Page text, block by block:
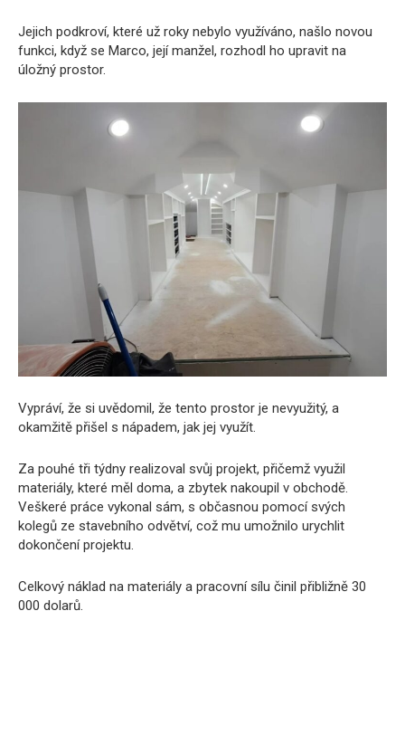
Jejich podkroví, které už roky nebylo využíváno, našlo novou
funkci, když se Marco, její manžel, rozhodl ho upravit na
úložný prostor.
Vypráví, že si uvědomil, že tento prostor je nevyužitý, a
okamžitě přišel s nápadem, jak jej využít.
Za pouhé tři týdny realizoval svůj projekt, přičemž využil
materiály, které měl doma, a zbytek nakoupil v obchodě.
Veškeré práce vykonal sám, s občasnou pomocí svých
kolegů ze stavebního odvětví, což mu umožnilo urychlit
dokončení projektu.
Celkový náklad na materiály a pracovní sílu činil přibližně 30
000 dolarů.